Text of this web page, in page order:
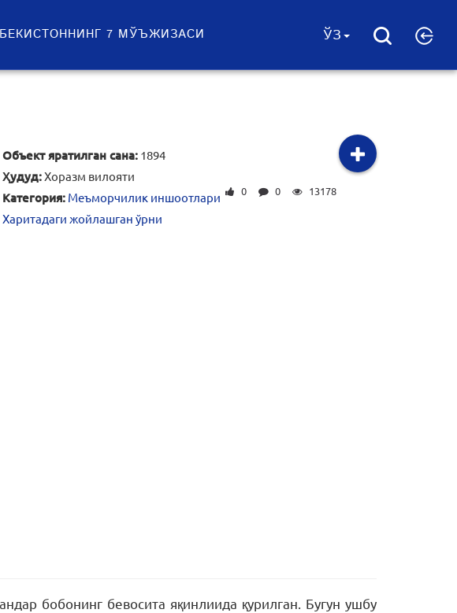
7 МЎЪЖИЗАСИ ЎЗ
Объект яратилган сана:1894
Ҳудуд:Хоразм вилояти
Категория: Меъморчилик иншоотлари
Харитадаги жойлашган ўрни
0 0 13178
бобонинг бевосита яқинлиида қурилган. Бугун ушбу